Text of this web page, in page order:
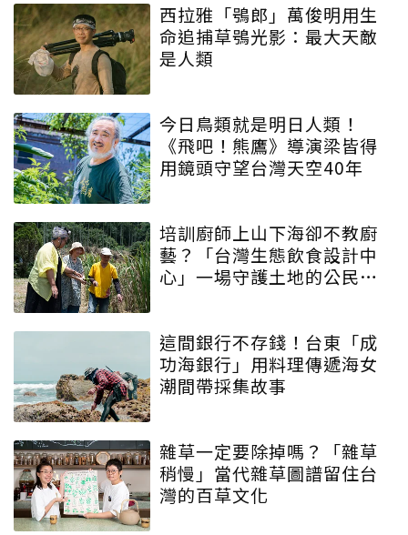
西拉雅「鴞郎」萬俊明用生
命追捕草鴞光影：最大天敵
是人類
今日鳥類就是明日人類！
《飛吧！熊鷹》導演梁皆得
用鏡頭守望台灣天空40年
培訓廚師上山下海卻不教廚
藝？「台灣生態飲食設計中
心」一場守護土地的公民運
這間銀行不存錢！台東「成
功海銀行」用料理傳遞海女
潮間帶採集故事
雜草一定要除掉嗎？「雜草
稍慢」當代雜草圖譜留住台
灣的百草文化